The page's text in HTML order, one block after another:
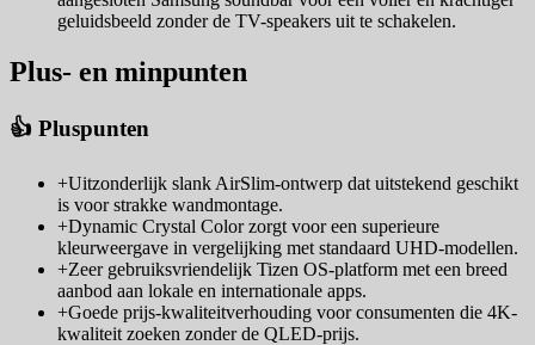
geluidsbeeld zonder de TV-speakers uit te schakelen.
Plus- en minpunten
👍 Pluspunten
+Uitzonderlijk slank AirSlim-ontwerp dat uitstekend geschikt
is voor strakke wandmontage.
+Dynamic Crystal Color zorgt voor een superieure
kleurweergave in vergelijking met standaard UHD-modellen.
+Zeer gebruiksvriendelijk Tizen OS-platform met een breed
aanbod aan lokale en internationale apps.
+Goede prijs-kwaliteitverhouding voor consumenten die 4K-
kwaliteit zoeken zonder de QLED-prijs.